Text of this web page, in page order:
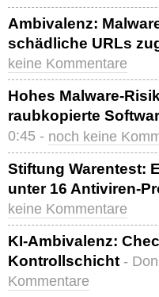
Ambivalenz:
schädliche URLs
keine Kommentare
Hohes Malware-
raubkopierte
0:45 - noch keine
Stiftung Warentest:
unter 16 Antiviren-
keine Kommentare
KI-Ambivalenz:
Kontrollschicht -
Kommentare